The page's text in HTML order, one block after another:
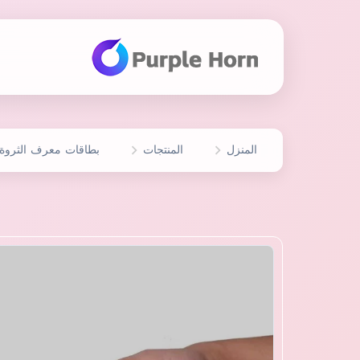
المنزل المنتجات بطاقات معرف الثروة